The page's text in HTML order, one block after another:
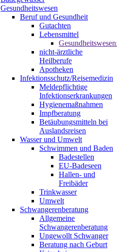
Gesundheitswesen
Beruf und Gesundheit
Gutachten
Lebensmittel
nicht-ärztliche
Heilberufe
Apotheken
Infektionsschutz/Reisemedizin
Meldepflichtige
Infektionserkrankungen
Hygienemaßnahmen
Impfberatung
Betäubungsmitteln bei
Auslandsreisen
Wasser und Umwelt
Schwimmen und Baden
Badestellen
EU-Badeseen
Hallen- und
Freibäder
Trinkwasser
Umwelt
Schwangerenberatung
Allgemeine
Schwangerenberatung
Ungewollt Schwanger
Beratung nach Geburt